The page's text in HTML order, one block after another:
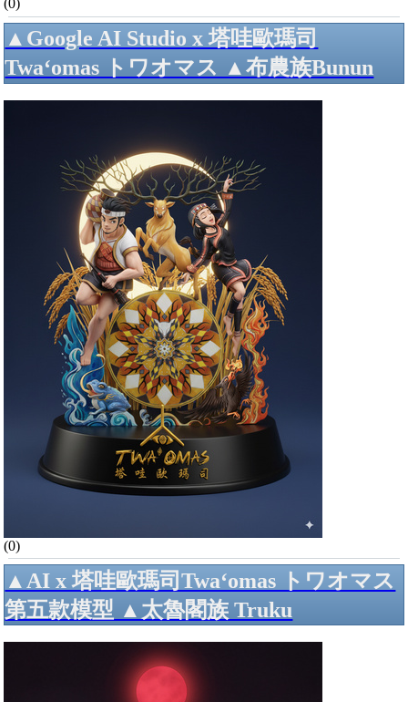
(0)
▲Google AI Studio x 塔哇歐瑪司
Twa‘omas トワオマス ▲布農族Bunun
(0)
▲AI x 塔哇歐瑪司Twa‘omas トワオマス
第五款模型 ▲太魯閣族 Truku